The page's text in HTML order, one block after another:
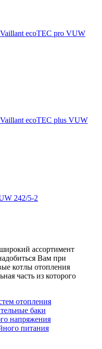
ecoTEC pro VUW
ecoTEC plus VUW
242/5-2
ассортимент
Вам при
котлы отопления
часть из которого
отопления
баки
напряжения
питания